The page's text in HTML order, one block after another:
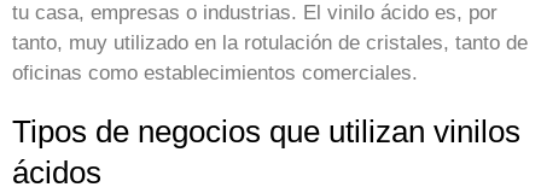
tu casa, empresas o industrias. El vinilo ácido es, por
tanto, muy utilizado en la rotulación de cristales, tanto de
oficinas como establecimientos comerciales.
Tipos de negocios que utilizan vinilos
ácidos